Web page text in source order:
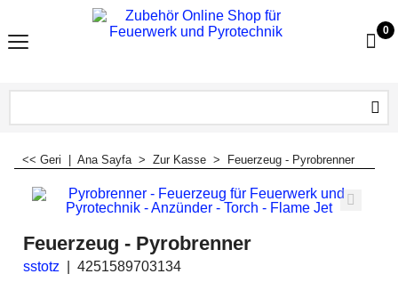
0
<< Geri Ana Sayfa > Zur Kasse > Feuerzeug - Pyrobrenner
Feuerzeug - Pyrobrenner
sstotz 4251589703134